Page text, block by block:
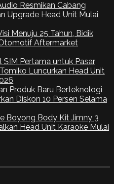
Resmikan Cabang
Upgrade Head Unit Mulai
Menuju 25 Tahun, Bidik
Aftermarket
SIM Pertama untuk Pasar
Luncurkan Head Unit
Produk Baru Berteknologi
Diskon 10 Persen Selama
Boyong Body Kit Jimny 3
Head Unit Karaoke Mulai